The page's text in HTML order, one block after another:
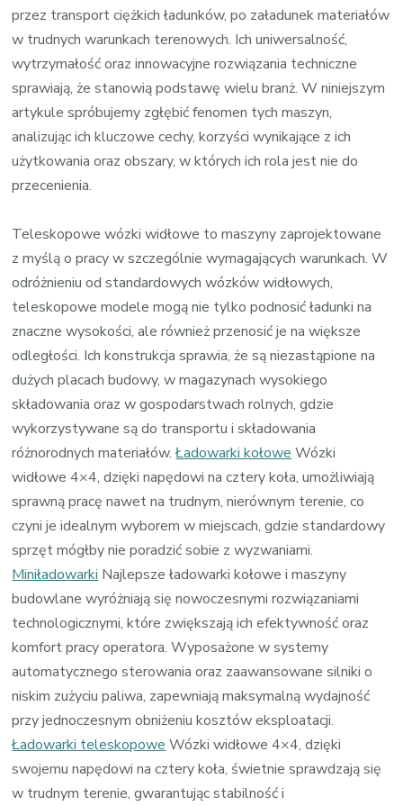
przez transport ciężkich ładunków, po załadunek materiałów
w trudnych warunkach terenowych. Ich uniwersalność,
wytrzymałość oraz innowacyjne rozwiązania techniczne
sprawiają, że stanowią podstawę wielu branż. W niniejszym
artykule spróbujemy zgłębić fenomen tych maszyn,
analizując ich kluczowe cechy, korzyści wynikające z ich
użytkowania oraz obszary, w których ich rola jest nie do
przecenienia.
Teleskopowe wózki widłowe to maszyny zaprojektowane
z myślą o pracy w szczególnie wymagających warunkach. W
odróżnieniu od standardowych wózków widłowych,
teleskopowe modele mogą nie tylko podnosić ładunki na
znaczne wysokości, ale również przenosić je na większe
odległości. Ich konstrukcja sprawia, że są niezastąpione na
dużych placach budowy, w magazynach wysokiego
składowania oraz w gospodarstwach rolnych, gdzie
wykorzystywane są do transportu i składowania
różnorodnych materiałów.Ładowarki kołowe Wózki
widłowe 4×4, dzięki napędowi na cztery koła, umożliwiają
sprawną pracę nawet na trudnym, nierównym terenie, co
czyni je idealnym wyborem w miejscach, gdzie standardowy
sprzęt mógłby nie poradzić sobie z wyzwaniami.
Miniładowarki Najlepsze ładowarki kołowe i maszyny
budowlane wyróżniają się nowoczesnymi rozwiązaniami
technologicznymi, które zwiększają ich efektywność oraz
komfort pracy operatora. Wyposażone w systemy
automatycznego sterowania oraz zaawansowane silniki o
niskim zużyciu paliwa, zapewniają maksymalną wydajność
przy jednoczesnym obniżeniu kosztów eksploatacji.
Ładowarki teleskopowe Wózki widłowe 4×4, dzięki
swojemu napędowi na cztery koła, świetnie sprawdzają się
w trudnym terenie, gwarantując stabilność i